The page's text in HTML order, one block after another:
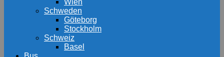
Wien
Schweden
Göteborg
Stockholm
Schweiz
Basel